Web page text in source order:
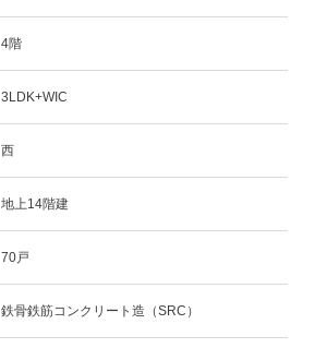
4階
3LDK+WIC
西
地上14階建
70戸
鉄骨鉄筋コンクリート造（SRC）